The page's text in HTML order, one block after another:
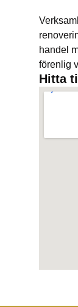
handel
förenlig
Hitta